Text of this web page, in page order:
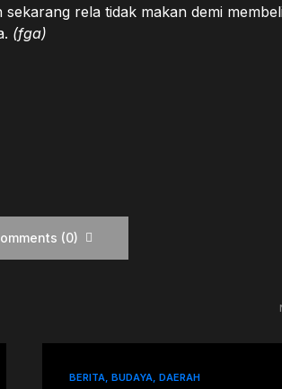
rela tidak makan demi
(fga)
(0)
BERITA BUDAYA DAERAH